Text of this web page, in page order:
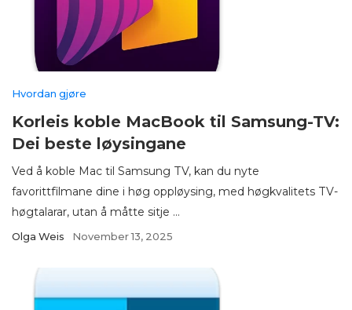
Hvordan gjøre
Korleis koble MacBook til Samsung-TV:
Dei beste løysingane
Ved å koble Mac til Samsung TV, kan du nyte
favorittfilmane dine i høg oppløysing, med høgkvalitets TV-
høgtalarar, utan å måtte sitje ...
Olga Weis November 13, 2025